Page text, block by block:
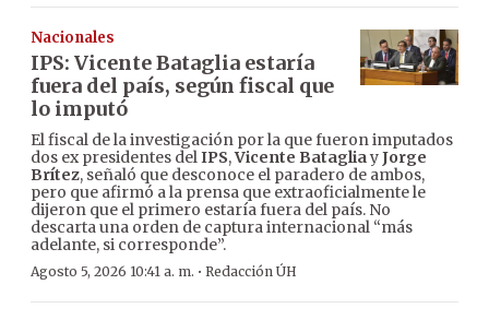
Nacionales
IPS: Vicente Bataglia estaría
fuera del país, según fiscal que
lo imputó
El fiscal de la investigación por la que fueron imputados
dos ex presidentes delIPS,Vicente BatagliayJorge
Brítez, señaló que desconoce el paradero de ambos,
pero que afirmó a la prensa que extraoficialmente le
dijeron que el primero estaría fuera del país. No
descarta una orden de captura internacional “más
adelante, si corresponde”.
Agosto 5, 2026 10:41 a. m. · Redacción ÚH